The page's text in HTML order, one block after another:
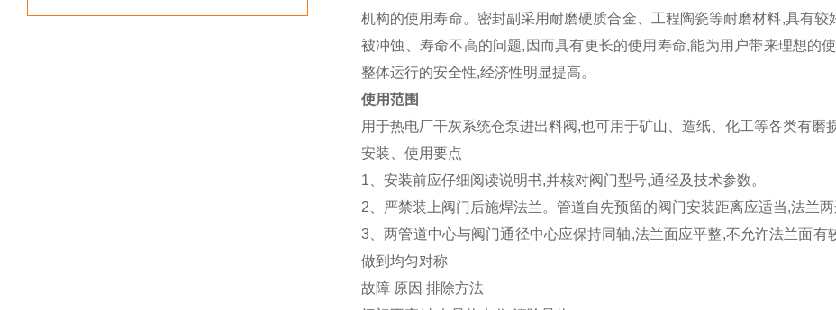
机构的使用寿命。密封副采用耐磨硬质合金、工程陶瓷等耐磨材料,具有
被冲蚀、寿命不高的问题,因而具有更长的使用寿命,能为用户带来理想的
整体运行的安全性,经济性明显提高。
使用范围
用于热电厂干灰系统仓泵进出料阀,也可用于矿山、造纸、化工等各类有磨
安装、使用要点
1、安装前应仔细阅读说明书,并核对阀门型号,通径及技术参数。
2、严禁装上阀门后施焊法兰。管道自先预留的阀门安装距离应适当,法兰两
3、两管道中心与阀门通径中心应保持同轴,法兰面应平整,不允许法兰面
做到均匀对称
故障 原因 排除方法